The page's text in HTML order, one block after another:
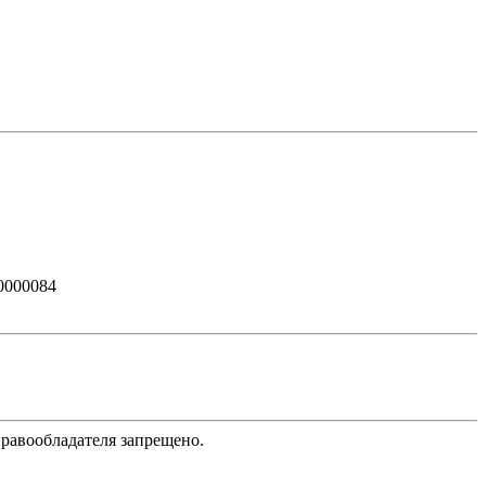
запрещено.